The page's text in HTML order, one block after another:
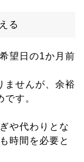
る
望日の1か月前
ませんが、余裕
す。
や代わりとな
時間を必要と